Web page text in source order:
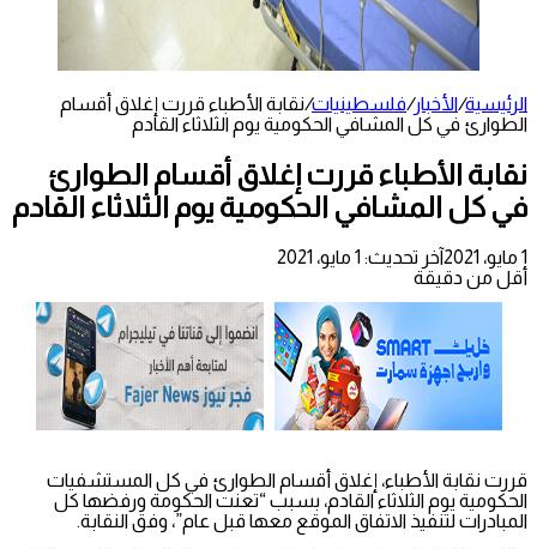
الرئيسية/الأخبار/فلسطينيات/نقابة الأطباء قررت إغلاق أقسام
الطوارئ في كل المشافي الحكومية يوم الثلاثاء القادم
نقابة الأطباء قررت إغلاق أقسام الطوارئ
في كل المشافي الحكومية يوم الثلاثاء القادم
1 مايو، 2021
آخر تحديث: 1 مايو، 2021
أقل من دقيقة
قررت نقابة الأطباء، إغلاق أقسام الطوارئ في كل المستشفيات
الحكومية يوم الثلاثاء القادم، بسبب “تعنت الحكومة ورفضها كل
المبادرات لتنفيذ الاتفاق الموقع معها قبل عام”، وفق النقابة.